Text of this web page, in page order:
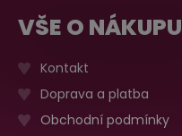
VŠE O NÁKUPU
Kontakt
Doprava a platba
Obchodní podmínky